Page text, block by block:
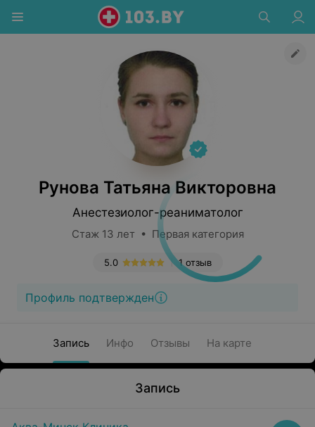
Рунова Татьяна Викторовна
Анестезиолог-реаниматолог
Стаж 13 лет • Первая категория
1 отзыв
5.0
Профиль подтвержден
Запись Инфо Отзывы На карте
Запись